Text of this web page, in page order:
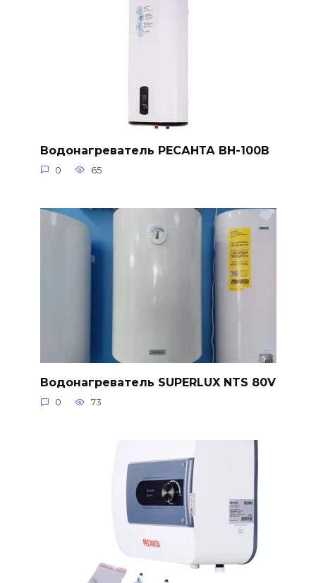
Водонагреватель РЕСАНТА ВН-100В
0 65
Водонагреватель SUPERLUX NTS 80V
0 73